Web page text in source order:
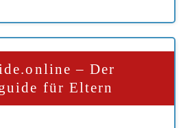
– Der
für Eltern